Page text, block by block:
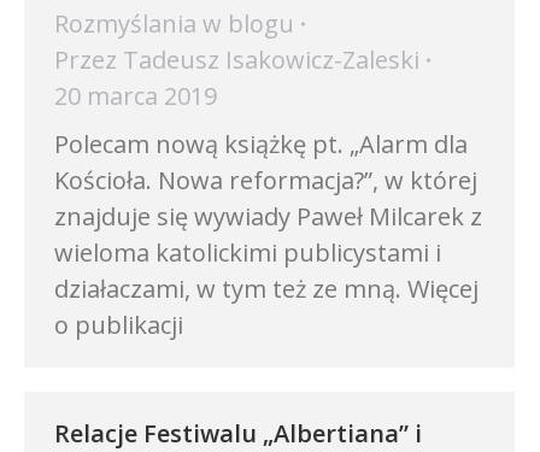
Rozmyślania w blogu
Przez Tadeusz Isakowicz-Zaleski
20 marca 2019
Polecam nową książkę pt. „Alarm dla
Kościoła. Nowa reformacja?”, w której
znajduje się wywiady Paweł Milcarek z
wieloma katolickimi publicystami i
działaczami, w tym też ze mną. Więcej
o publikacji
Relacje Festiwalu „Albertiana” i